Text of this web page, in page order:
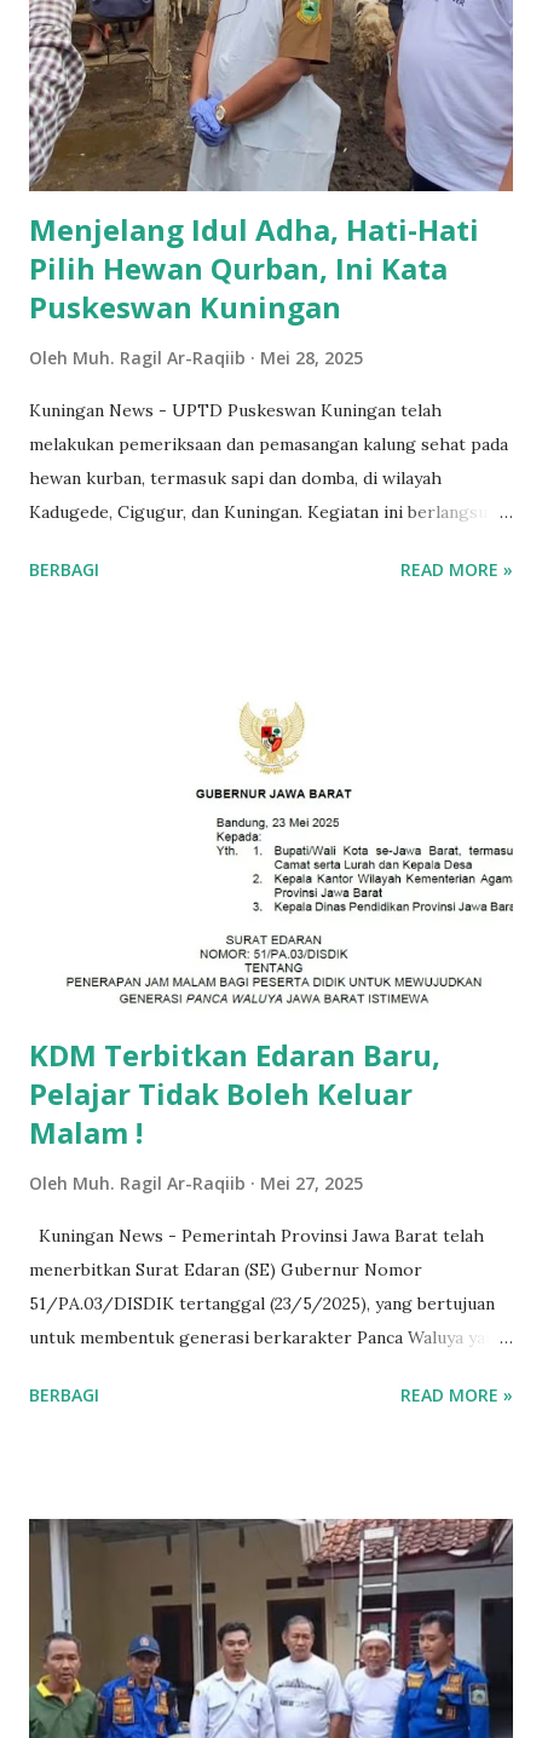
disumpah. Berdasarkan data tersebut, kami menetapkan 1
Zulhijah 1446 H jatuh pada Rabu, 28 Mei 2025,” tutur
Nasaruddin Umar dilansir dari kemenag.go.id. Melalui
pengumuman resmi, masyarakat diimbau untuk
mempersiapkan berbagai aktivitas menjelang Idul Adha ya...
Menjelang Idul Adha, Hati-Hati
Pilih Hewan Qurban, Ini Kata
Puskeswan Kuningan
Oleh Muh. Ragil Ar-Raqiib Mei 28, 2025
Kuningan News - UPTD Puskeswan Kuningan telah
melakukan pemeriksaan dan pemasangan kalung sehat pada
hewan kurban, termasuk sapi dan domba, di wilayah
Kadugede, Cigugur, dan Kuningan. Kegiatan ini berlangsung
dengan jumlah total hewan yang diperiksa sampai saat ini
kesehatan sesuai dengan Permentan Nomor 114 Tahun
2014. Lima kriteria utama yang harus dipenuhi adalah sehat,
dari Permentan Nomor 114 Tahun 2014 beberapa point yang
menjadi persyaratan syariat Islam bahwasanya hewan harus:
Sehat. Tidak cacat, seperti: buta, pincang, patah tanduk,
putus ekornya atau mengalami kerusakan daun telinga.
Tidak kurus. Berjenis kelamin jantan, tidak dikebiri, memiliki
buah zakar lengkap 2 (dua) buah dengan bentuk dan letak
BERBAGI READ MORE »
KDM Terbitkan Edaran Baru,
Pelajar Tidak Boleh Keluar
Malam !
Oleh Muh. Ragil Ar-Raqiib Mei 27, 2025
Kuningan News - Pemerintah Provinsi Jawa Barat telah
menerbitkan Surat Edaran (SE) Gubernur Nomor
51/PA.03/DISDIK tertanggal (23/5/2025), yang bertujuan
untuk membentuk generasi berkarakter Panca Waluya yaitu
(pintar), dan singer (terampil). Dalam surat edaran ini,
diharapkan dapat mengurangi risiko yang dihadapi para
pelajar, termasuk potensi terjadinya tindakan kriminal,
tawuran, dan perilaku negatif lainnya. “Untuk membentuk
generasi berkarakter Panca Waluya di Jawa Barat yaitu
generasi yang cageur (sehat), bageur (baik), bener (benar),
pinter (pintar), dan singer (terampil),” seperti dikutip dari
BERBAGI READ MORE »